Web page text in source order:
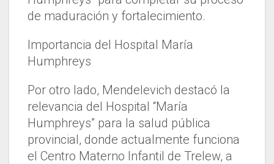
de maduración y fortalecimiento.
Importancia del Hospital María
Humphreys
Por otro lado, Mendelevich destacó la
relevancia del Hospital “María
Humphreys” para la salud pública
provincial, donde actualmente funciona
el Centro Materno Infantil de Trelew, a